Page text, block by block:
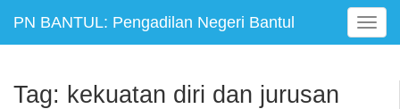
PN BANTUL: Pengadilan Negeri Bantul
T
o
Tag: kekuatan diri dan jurusan